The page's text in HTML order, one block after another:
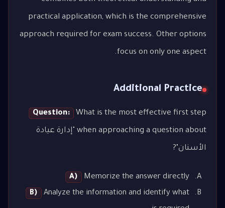
practical application, which is the comprehensive
approach required for exam success. Other options
focus on only one aspect.
Additional Practice
Question: What is the most effective first step
when approaching a question about "إدارة عيادة
الأسنان"?
A)
Memorize the answer directly
B)
Analyze the information and identify what